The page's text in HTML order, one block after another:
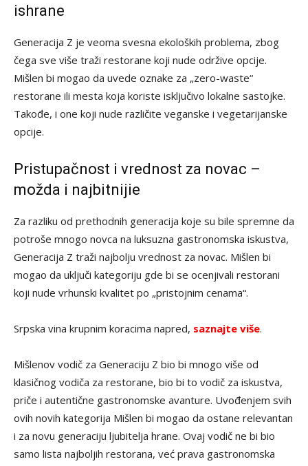
ishrane
Generacija Z je veoma svesna ekoloških problema, zbog
čega sve više traži restorane koji nude održive opcije.
Mišlen bi mogao da uvede oznake za „zero-waste“
restorane ili mesta koja koriste isključivo lokalne sastojke.
Takođe, i one koji nude različite veganske i vegetarijanske
opcije.
Pristupačnost i vrednost za novac –
možda i najbitnijie
Za razliku od prethodnih generacija koje su bile spremne da
potroše mnogo novca na luksuzna gastronomska iskustva,
Generacija Z traži najbolju vrednost za novac. Mišlen bi
mogao da uključi kategoriju gde bi se ocenjivali restorani
koji nude vrhunski kvalitet po „pristojnim cenama“.
Srpska vina krupnim koracima napred, saznajte više.
Mišlenov vodič za Generaciju Z bio bi mnogo više od
klasičnog vodiča za restorane, bio bi to vodič za iskustva,
priče i autentične gastronomske avanture. Uvođenjem svih
ovih novih kategorija Mišlen bi mogao da ostane relevantan
i za novu generaciju ljubitelja hrane. Ovaj vodič ne bi bio
samo lista najboljih restorana, već prava gastronomska